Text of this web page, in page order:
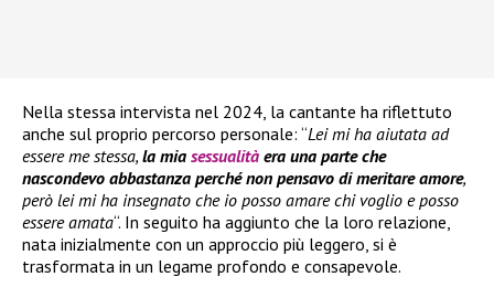
Nella stessa intervista nel 2024, la cantante ha riflettuto
anche sul proprio percorso personale: “Lei mi ha aiutata ad
essere me stessa, la mia sessualità era una parte che
nascondevo abbastanza perché non pensavo di meritare amore,
però lei mi ha insegnato che io posso amare chi voglio e posso
essere amata“. In seguito ha aggiunto che la loro relazione,
nata inizialmente con un approccio più leggero, si è
trasformata in un legame profondo e consapevole.